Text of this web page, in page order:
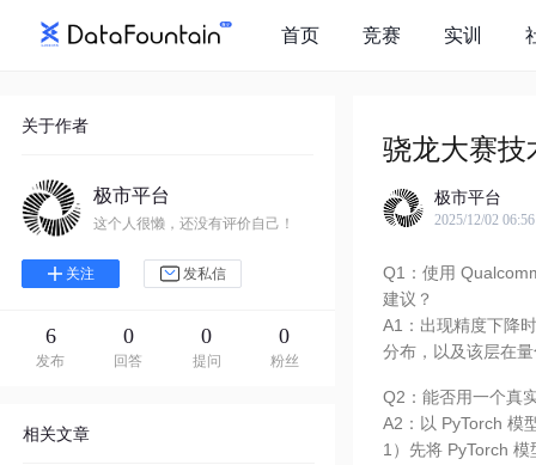
首页 竞赛 实训
关于作者
极市平台
这个人很懒，还没有评价自己！
关注 发私信
6
发布
0
回答
0
提问
0
粉丝
相关文章
骁龙大赛
极市平台
2025/12/02
Q1：使用
建议？
A1：出现精度下降
分布，以及该层在
Q2：能否用一个真
A2：以 PyTorch 模
1）先将 PyTorch